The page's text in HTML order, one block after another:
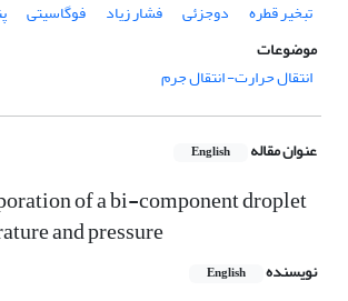
تبخیر قطره
دوجزئی فشار زیاد فوگاسیتی
موضوعات
انتقال حرارت- انتقال جرم
عنوان مقاله English
of a bi-component droplet
and pressure
نویسنده English